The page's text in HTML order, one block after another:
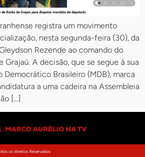
registra um movimento
nesta segunda-feira (30), da
Rezende ao comando do
Grajaú. A decisão, que se segue à sua
Brasileiro (MDB), marca
a uma cadeira na Assembleia
[…]
os direitos Reservados